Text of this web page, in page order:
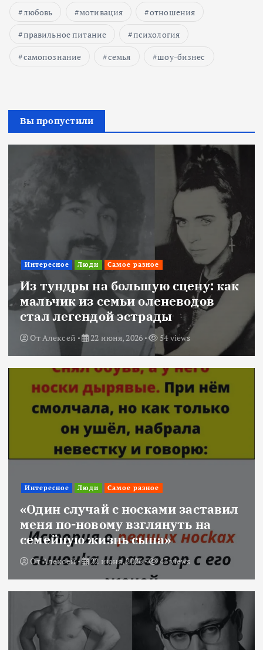
любовь
мотивация
отношения
правильное питание
психология
самопознание
семья шоу-бизнес
Вы пропустили
Интересное Люди Самое разное
Из тундры на большую сцену: как
мальчик из семьи оленеводов
стал легендой эстрады
ОтАлексей 22 июня, 2026 54 views
Интересное Люди Самое разное
«Один случай с носками заставил
меня по-новому взглянуть на
семейную жизнь сына»
ОтАлексей 22 июня, 2026 43 views